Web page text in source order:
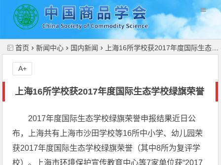
首页 新闻中心 国内新闻 上海16所学校获2017年度国际生态学校绿旗荣誉
上海16所学校获2017年度国际生态学校绿旗荣誉
A+
2017年度国际生态学校绿旗荣誉申报结果近日公
布，上海共有上海市沙田学校等16所中小学、幼儿园荣
获2017年度国际生态学校绿旗荣誉（其中8所为复评学
校）。上海市环境保护宣传教育中心等7家单位获“2017